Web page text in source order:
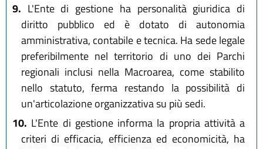
9. L'Ente di gestione ha personalità giuridica di
diritto pubblico ed è dotato di autonomia
amministrativa, contabile e tecnica. Ha sede legale
preferibilmente nel territorio di uno dei Parchi
regionali inclusi nella Macroarea, come stabilito
nello statuto, ferma restando la possibilità di
un'articolazione organizzativa su più sedi.
10. L'Ente di gestione informa la propria attività a
criteri di efficacia, efficienza ed economicità, ha